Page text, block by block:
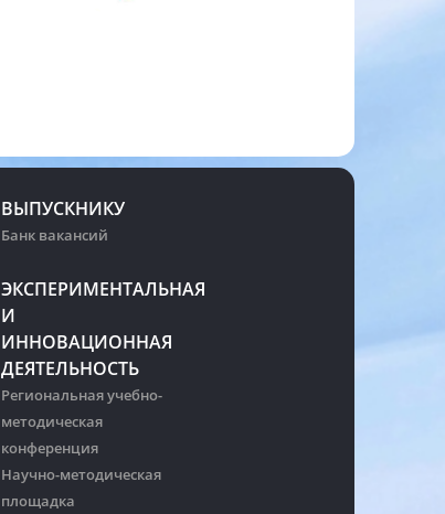
ВЫПУСКНИКУ
Банк вакансий
ЭКСПЕРИМЕНТАЛЬНАЯ
И
ИННОВАЦИОННАЯ
ДЕЯТЕЛЬНОСТЬ
Региональная учебно-
методическая
конференция
Научно-методическая
площадка